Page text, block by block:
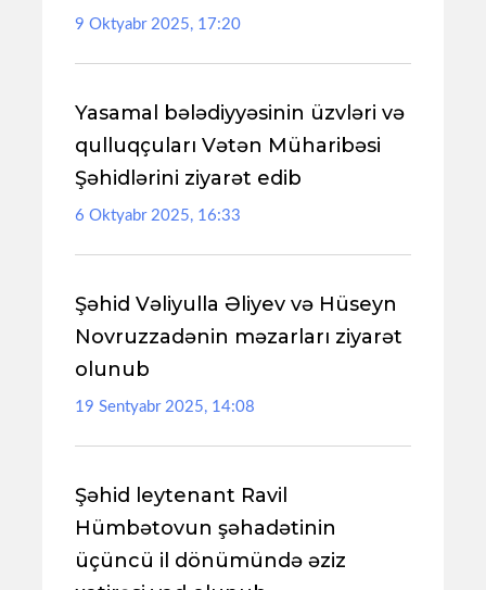
9 Oktyabr 2025, 17:20
Yasamal bələdiyyəsinin üzvləri və
qulluqçuları Vətən Müharibəsi
Şəhidlərini ziyarət edib
6 Oktyabr 2025, 16:33
Şəhid Vəliyulla Əliyev və Hüseyn
Novruzzadənin məzarları ziyarət
olunub
19 Sentyabr 2025, 14:08
Şəhid leytenant Ravil
Hümbətovun şəhadətinin
üçüncü il dönümündə əziz